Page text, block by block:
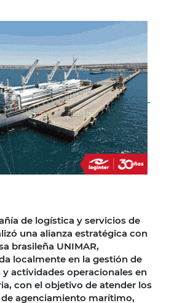
de logística y servicios de
una alianza estratégica con
brasileña UNIMAR,
localmente en la gestión de
y actividades operacionales en
con el objetivo de atender los
agenciamiento marítimo,